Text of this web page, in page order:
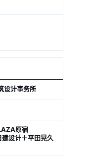
设计事务所
原宿
设计＋平田晃久